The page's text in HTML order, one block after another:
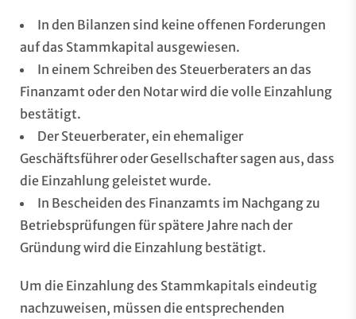
In den Bilanzen sind keine offenen Forderungen
auf das Stammkapital ausgewiesen.
In einem Schreiben des Steuerberaters an das
Finanzamt oder den Notar wird die volle Einzahlung
bestätigt.
Der Steuerberater, ein ehemaliger
Geschäftsführer oder Gesellschafter sagen aus, dass
die Einzahlung geleistet wurde.
In Bescheiden des Finanzamts im Nachgang zu
Betriebsprüfungen für spätere Jahre nach der
Gründung wird die Einzahlung bestätigt.
Um die Einzahlung des Stammkapitals eindeutig
nachzuweisen, müssen die entsprechenden